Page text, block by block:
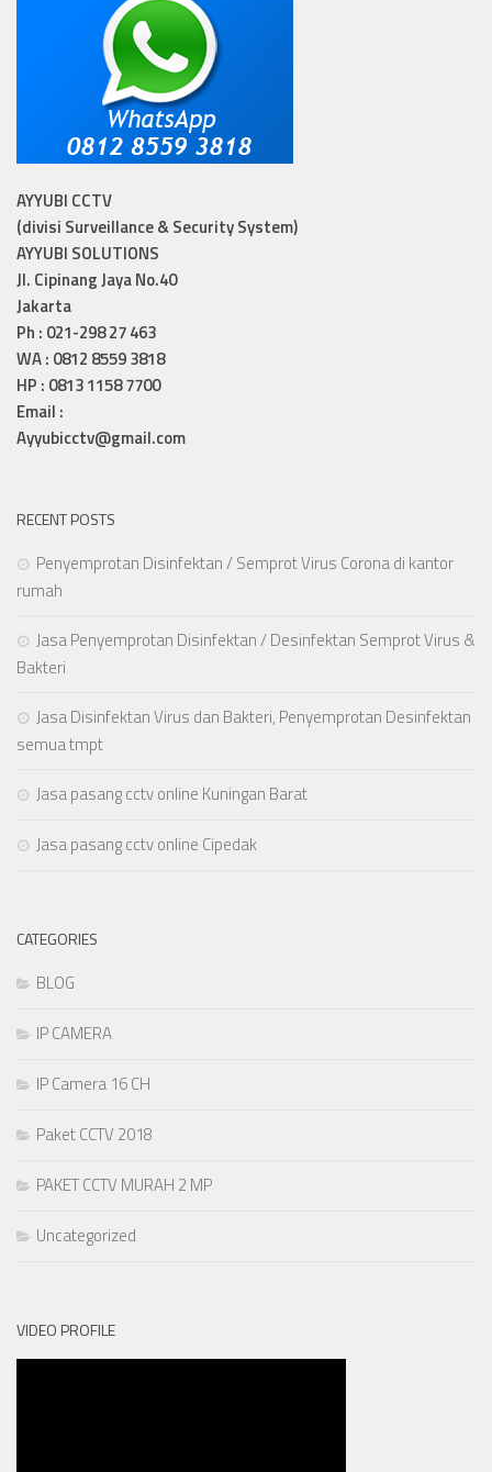
AYYUBI CCTV
(divisi Surveillance & Security System)
AYYUBI SOLUTIONS
Jl. Cipinang Jaya No.40
Jakarta
Ph : 021-298 27 463
WA : 0812 8559 3818
HP : 0813 1158 7700
Email :
Ayyubicctv@gmail.com
RECENT POSTS
Penyemprotan Disinfektan / Semprot Virus Corona di kantor
rumah
Jasa Penyemprotan Disinfektan / Desinfektan Semprot Virus &
Bakteri
Jasa Disinfektan Virus dan Bakteri, Penyemprotan Desinfektan
semua tmpt
Jasa pasang cctv online Kuningan Barat
Jasa pasang cctv online Cipedak
CATEGORIES
BLOG
IP CAMERA
IP Camera 16 CH
Paket CCTV 2018
PAKET CCTV MURAH 2 MP
Uncategorized
VIDEO PROFILE